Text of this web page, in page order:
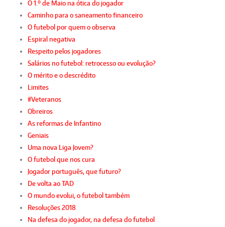
O 1.º de Maio na ótica do jogador
Caminho para o saneamento financeiro
O futebol por quem o observa
Espiral negativa
Respeito pelos jogadores
Salários no futebol: retrocesso ou evolução?
O mérito e o descrédito
Limites
#Veteranos
Obreiros
As reformas de Infantino
Geniais
Uma nova Liga Jovem?
O futebol que nos cura
Jogador português, que futuro?
De volta ao TAD
O mundo evolui, o futebol também
Resoluções 2018
Na defesa do jogador, na defesa do futebol